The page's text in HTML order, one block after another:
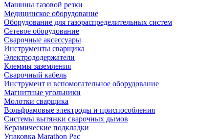
Машины газовой резки
Медицинское оборудование
Оборудование для газораспределительных систем
Сетевое оборудование
Сварочные аксессуары
Инструменты сварщика
Электрододержатели
Клеммы заземления
Сварочный кабель
Инструмент и вспомогательное оборудование
Магнитные угольники
Молотки сварщика
Вольфрамовые электроды и приспособления
Системы вытяжки сварочных дымов
Керамические подкладки
Упаковка Marathon Pac